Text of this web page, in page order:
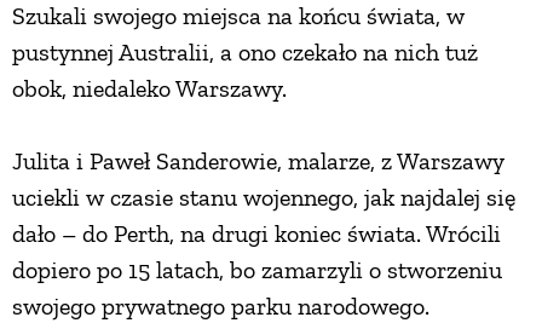
Szukali swojego miejsca na końcu świata, w
pustynnej Australii, a ono czekało na nich tuż
obok, niedaleko Warszawy.
Julita i Paweł Sanderowie, malarze, z Warszawy
uciekli w czasie stanu wojennego, jak najdalej się
dało – do Perth, na drugi koniec świata. Wrócili
dopiero po 15 latach, bo zamarzyli o stworzeniu
swojego prywatnego parku narodowego.
ZRÓB TO SAM
PRZEPISY
ŚNIADANIA